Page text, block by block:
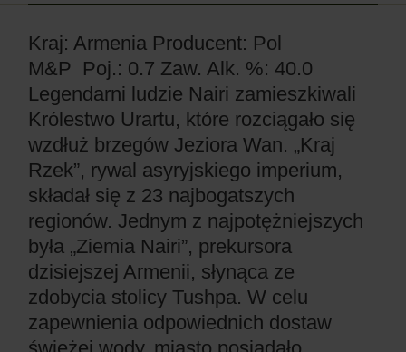
Kraj: Armenia Producent: Pol
M&P Poj.: 0.7 Zaw. Alk. %: 40.0
Legendarni ludzie Nairi zamieszkiwali
Królestwo Urartu, które rozciągało się
wzdłuż brzegów Jeziora Wan. „Kraj
Rzek”, rywal asyryjskiego imperium,
składał się z 23 najbogatszych
regionów. Jednym z najpotężniejszych
była „Ziemia Nairi”, prekursora
dzisiejszej Armenii, słynąca ze
zdobycia stolicy Tushpa. W celu
zapewnienia odpowiednich dostaw